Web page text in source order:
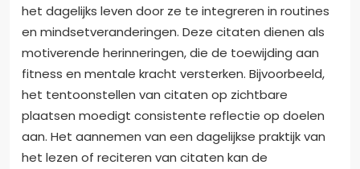
het dagelijks leven door ze te integreren in routines
en mindsetveranderingen. Deze citaten dienen als
motiverende herinneringen, die de toewijding aan
fitness en mentale kracht versterken. Bijvoorbeeld,
het tentoonstellen van citaten op zichtbare
plaatsen moedigt consistente reflectie op doelen
aan. Het aannemen van een dagelijkse praktijk van
het lezen of reciteren van citaten kan de